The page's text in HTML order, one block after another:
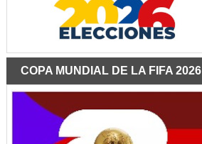
COPA MUNDIAL DE LA FIFA 2026